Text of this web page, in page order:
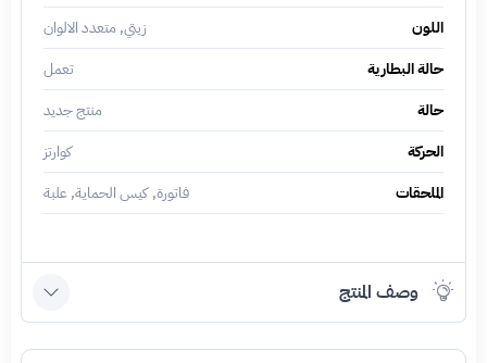
اللون
زيتي, متعدد الالوان
حالة البطارية
تعمل
حالة
منتج جديد
الحركة
كوارتز
الملحقات
فاتورة, كيس الحماية, علبة
وصف المنتج